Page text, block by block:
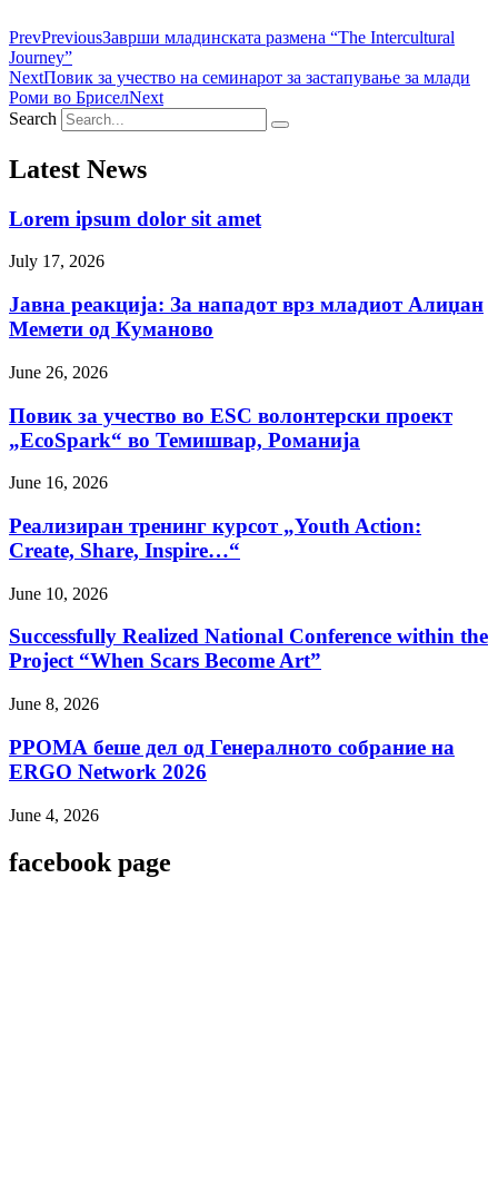
PrevPreviousЗаврши младинската размена “The Intercultural
Journey”
NextПовик за учество на семинарот за застапување за млади
Роми во БриселNext
Search
Latest News
Lorem ipsum dolor sit amet
July 17, 2026
Јавна реакција: Зa нападот врз младиот Алиџан
Мемети од Куманово
June 26, 2026
Повик за учество во ESC волонтерски проект
„EcoSpark“ во Темишвар, Романија
June 16, 2026
Реализиран тренинг курсот „Youth Action:
Create, Share, Inspire…“
June 10, 2026
Successfully Realized National Conference within the
Project “When Scars Become Art”
June 8, 2026
РРОМА беше дел од Генералното собрание на
ERGO Network 2026
June 4, 2026
facebook page